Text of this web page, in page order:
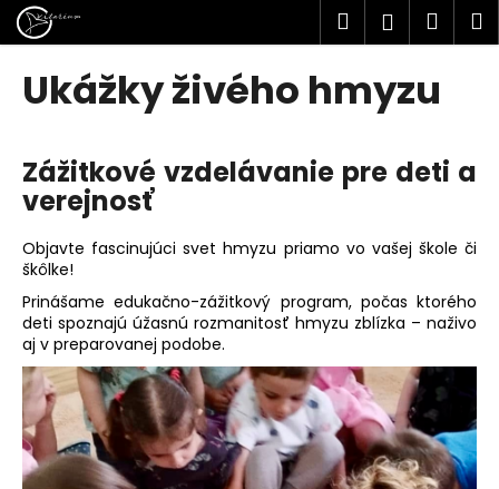
Prejsť
na
obsah
Hľadať
Ukážky živého hmyzu
Zážitkové vzdelávanie pre deti a
verejnosť
Objavte fascinujúci svet hmyzu priamo vo vašej škole či
škôlke!
Prinášame edukačno-zážitkový program, počas ktorého
deti spoznajú úžasnú rozmanitosť hmyzu zblízka – naživo
aj v preparovanej podobe.
o
p
o
t
r
e
b
u
j
e
t
e